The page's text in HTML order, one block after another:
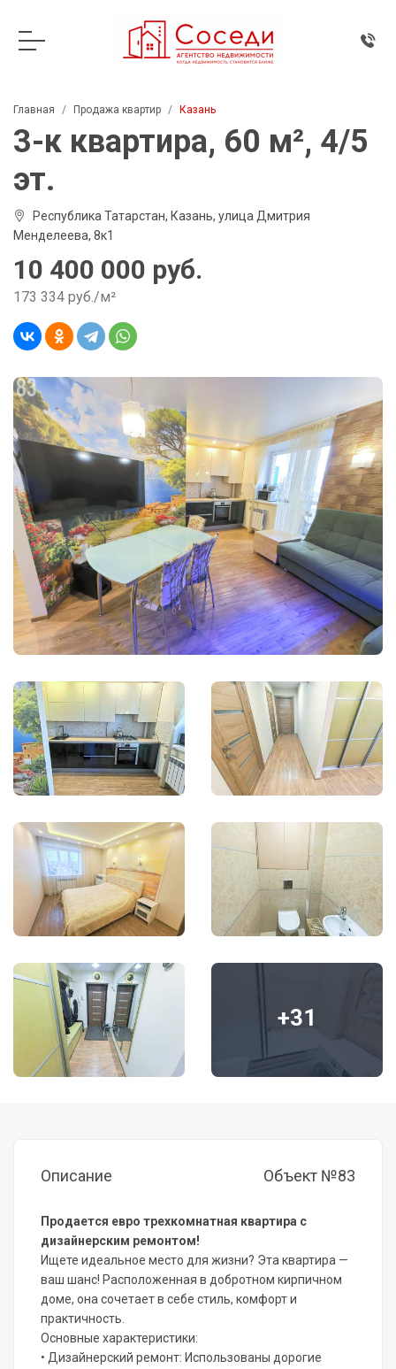
Главная Продажа квартир Казань
3-к квартира, 60 м², 4/5
эт.
Республика Татарстан, Казань, улица Дмитрия
Менделеева, 8к1
10 400 000 руб.
173 334 руб./м²
+31
Описание Объект №83
Продается евро трехкомнатная квартира с
дизайнерским ремонтом!
Ищете идеальное место для жизни? Эта квартира —
ваш шанс! Расположенная в добротном кирпичном
доме, она сочетает в себе стиль, комфорт и
практичность.
Основные характеристики:
• Дизайнерский ремонт: Использованы дорогие